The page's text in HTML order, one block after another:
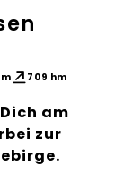
709 hm
am
zur